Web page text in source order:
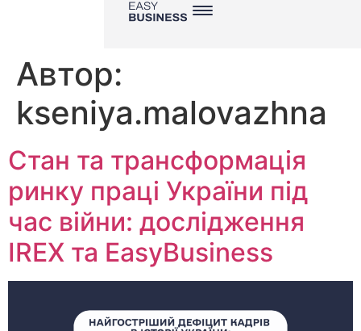
Автор:
kseniya.malovazhna
Стан та трансформація
ринку праці України під
час війни: дослідження
IREX та EasyBusiness